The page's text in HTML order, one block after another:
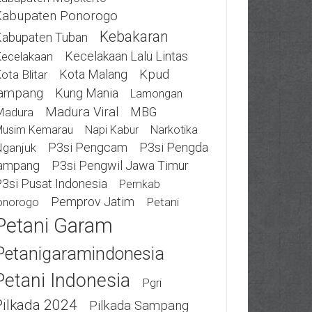
Ponorogo
Tuban Kebakaran
Kecelakaan Lalu Lintas
Blitar Kota Malang
Kpud
Kung Mania Lamongan
Madura Viral MBG
Kemarau Napi Kabur Narkotika
P3si Pengcam
P3si Pengda
P3si Pengwil Jawa Timur
Pusat Indonesia
Pemkab
Pemprov Jatim Petani
Garam
Indonesia Pgri
2024 Pilkada Sampang